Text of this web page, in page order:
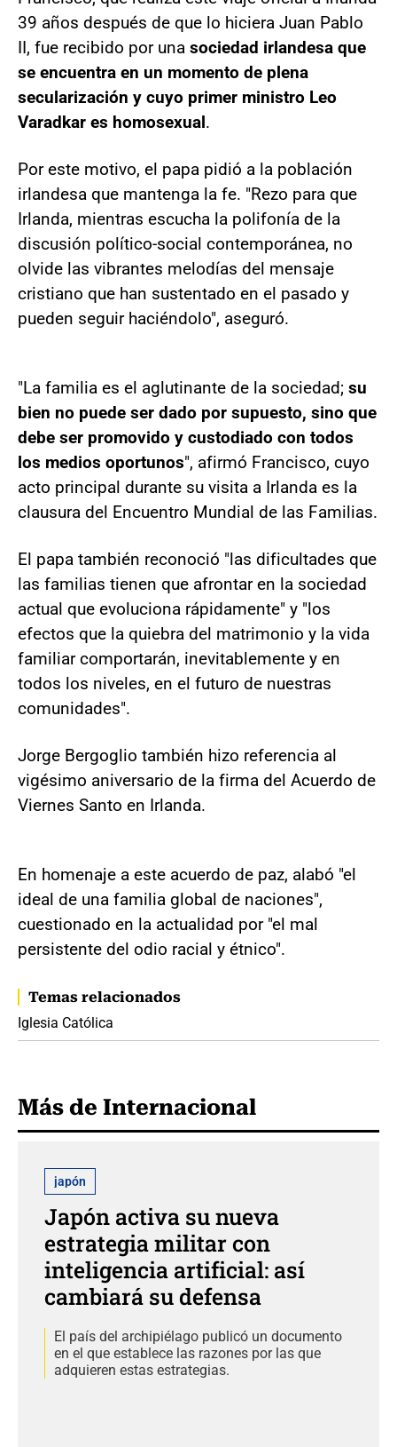
39 años después de que lo hiciera Juan Pablo
II, fue recibido por una sociedad irlandesa que
se encuentra en un momento de plena
secularización y cuyo primer ministro Leo
Varadkar es homosexual.
Por este motivo, el papa pidió a la población
irlandesa que mantenga la fe. "Rezo para que
Irlanda, mientras escucha la polifonía de la
discusión político-social contemporánea, no
olvide las vibrantes melodías del mensaje
cristiano que han sustentado en el pasado y
pueden seguir haciéndolo", aseguró.
"La familia es el aglutinante de la sociedad; su
bien no puede ser dado por supuesto, sino que
debe ser promovido y custodiado con todos
los medios oportunos", afirmó Francisco, cuyo
acto principal durante su visita a Irlanda es la
clausura del Encuentro Mundial de las Familias.
El papa también reconoció "las dificultades que
las familias tienen que afrontar en la sociedad
actual que evoluciona rápidamente" y "los
efectos que la quiebra del matrimonio y la vida
familiar comportarán, inevitablemente y en
todos los niveles, en el futuro de nuestras
comunidades".
Jorge Bergoglio también hizo referencia al
vigésimo aniversario de la firma del Acuerdo de
Viernes Santo en Irlanda.
En homenaje a este acuerdo de paz, alabó "el
ideal de una familia global de naciones",
cuestionado en la actualidad por "el mal
persistente del odio racial y étnico".
Temas relacionados
Iglesia Católica
Más de Internacional
japón
Japón activa su nueva
estrategia militar con
inteligencia artificial: así
cambiará su defensa
El país del archipiélago publicó un documento
en el que establece las razones por las que
adquieren estas estrategias.